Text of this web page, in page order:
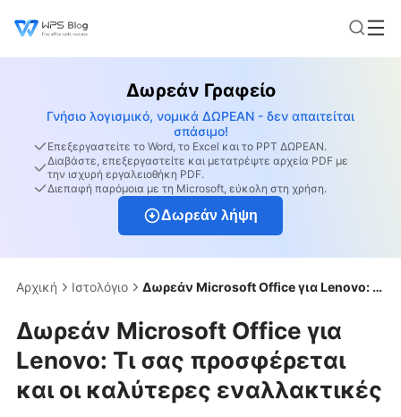
Δωρεάν Γραφείο
Γνήσιο λογισμικό, νομικά ΔΩΡΕΑΝ - δεν απαιτείται
σπάσιμο!
Επεξεργαστείτε το Word, το Excel και το PPT ΔΩΡΕΑΝ.
Διαβάστε, επεξεργαστείτε και μετατρέψτε αρχεία PDF με
την ισχυρή εργαλειοθήκη PDF.
Διεπαφή παρόμοια με τη Microsoft, εύκολη στη χρήση.
Δωρεάν λήψη
Αρχική Ιστολόγιο Δωρεάν Microsoft Office για Lenovo: Τι σας προσφέρεται και οι καλύτερες εναλλακτικές
Δωρεάν Microsoft Office για
Lenovo: Τι σας προσφέρεται
και οι καλύτερες εναλλακτικές